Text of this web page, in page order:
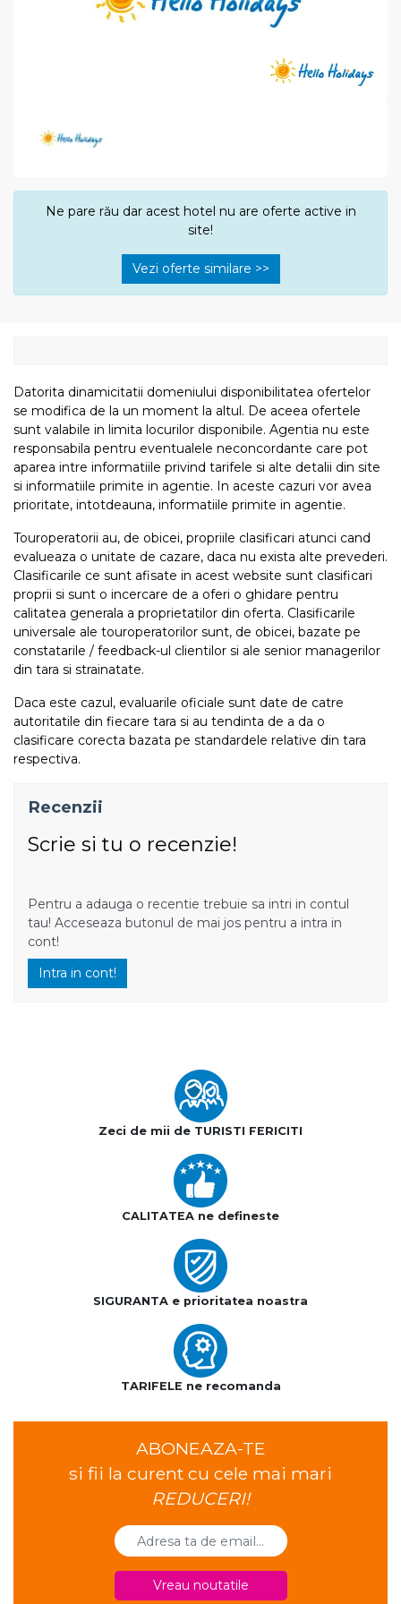
Ne pare rău dar acest hotel nu are oferte active in
site!
Vezi oferte similare >>
Datorita dinamicitatii domeniului disponibilitatea ofertelor
se modifica de la un moment la altul. De aceea ofertele
sunt valabile in limita locurilor disponibile. Agentia nu este
responsabila pentru eventualele neconcordante care pot
aparea intre informatiile privind tarifele si alte detalii din site
si informatiile primite in agentie. In aceste cazuri vor avea
prioritate, intotdeauna, informatiile primite in agentie.
Touroperatorii au, de obicei, propriile clasificari atunci cand
evalueaza o unitate de cazare, daca nu exista alte prevederi.
Clasificarile ce sunt afisate in acest website sunt clasificari
proprii si sunt o incercare de a oferi o ghidare pentru
calitatea generala a proprietatilor din oferta. Clasificarile
universale ale touroperatorilor sunt, de obicei, bazate pe
constatarile / feedback-ul clientilor si ale senior managerilor
din tara si strainatate.
Daca este cazul, evaluarile oficiale sunt date de catre
autoritatile din fiecare tara si au tendinta de a da o
clasificare corecta bazata pe standardele relative din tara
respectiva.
Recenzii
Scrie si tu o recenzie!
Pentru a adauga o recentie trebuie sa intri in contul
tau! Acceseaza butonul de mai jos pentru a intra in
cont!
Intra in cont!
Zeci de mii de TURISTI FERICITI
CALITATEA ne defineste
SIGURANTA e prioritatea noastra
TARIFELE ne recomanda
ABONEAZA-TE
si fii la curent cu cele mai mari
REDUCERI!
Vreau noutatile